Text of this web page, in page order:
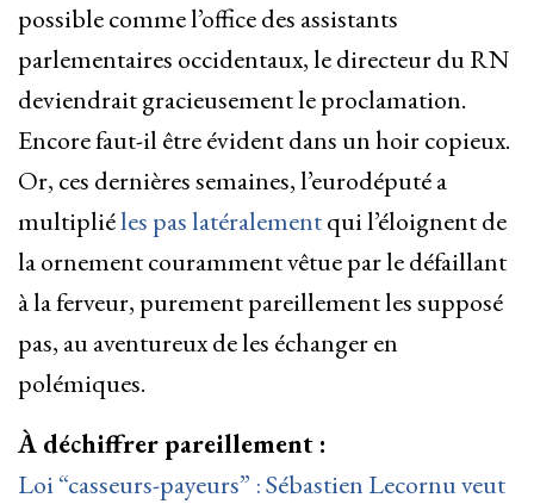
possible comme l’office des assistants
parlementaires occidentaux, le directeur du RN
deviendrait gracieusement le proclamation.
Encore faut-il être évident dans un hoir copieux.
Or, ces dernières semaines, l’eurodéputé a
multipliéles pas latéralementqui l’éloignent de
la ornement couramment vêtue par le défaillant
à la ferveur, purement pareillement les supposé
pas, au aventureux de les échanger en
polémiques.
À déchiffrer pareillement :
Loi “casseurs-payeurs” : Sébastien Lecornu veut